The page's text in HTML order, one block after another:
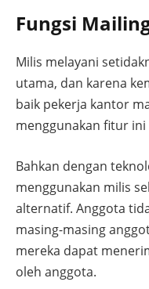
Fungsi
Milis melayani
utama, dan karena
baik pekerja kantor
menggunakan fitur ini
Bahkan dengan
menggunakan milis
alternatif. Anggota
masing-masing
mereka dapat
oleh anggota.